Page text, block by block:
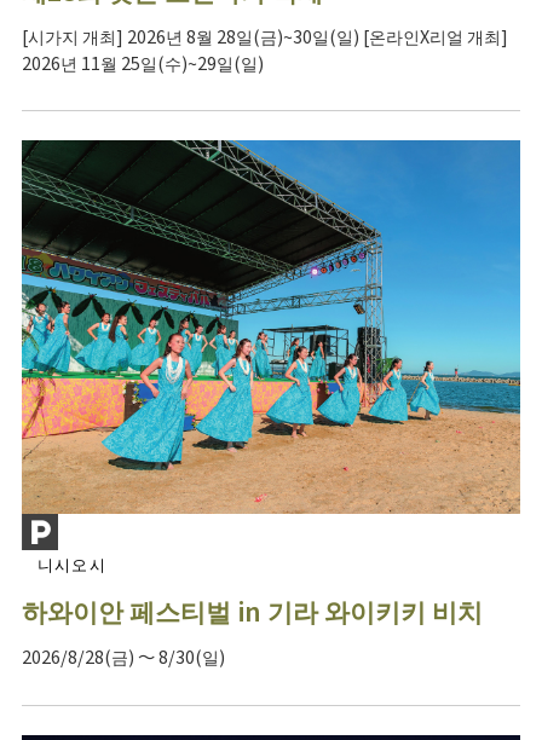
[시가지 개최] 2026년 8월 28일(금)~30일(일) [온라인X리얼 개최]
2026년 11월 25일(수)~29일(일)
니시오시
하와이안 페스티벌 in 기라 와이키키 비치
2026/8/28(금) ～ 8/30(일)